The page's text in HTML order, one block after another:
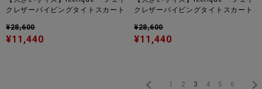
クレザーパイピングタイトスカート
¥28,600
¥11,440
クレザーパイピングタイトスカート
¥28,600
¥11,440
1 2 3 4 5 6